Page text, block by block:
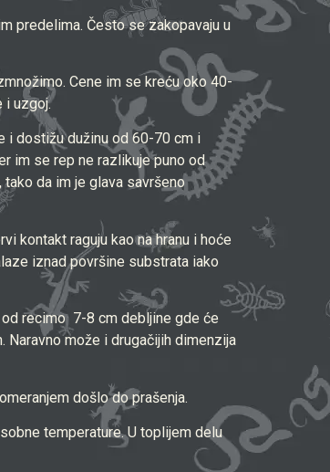
predelima. Često se zakopavaju u
Cene im se kreću oko 40-
i uzgoj.
i dostižu dužinu od 60-70 cm i
im se rep ne razlikuje puno od
da im je glava savršeno
kontakt raguju kao na hranu i hoće
iznad površine substrata iako
recimo 7-8 cm debljine gde će
može i drugačijih dimenzija
došlo do prašenja.
temperature. U toplijem delu